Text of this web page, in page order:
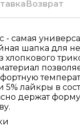
Возврат
- самая
шапка для
хлопкового
5% лайкры в
держат